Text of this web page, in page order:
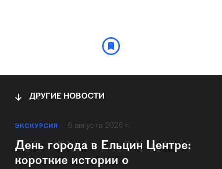
ДРУГИЕ НОВОСТИ
ЭКСКУРСИЯ 6 августа 2026 г.
День города в Ельцин Центре:
короткие истории о